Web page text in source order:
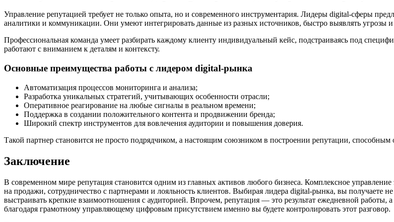
Управление репутацией требует не только опыта, но и современного инструментария. Лидеры digital-сферы
аналитики и коммуникации. Они умеют интегрировать данные из разных источников, быстро выявлять угрозы
Профессиональная команда умеет разбирать каждому клиенту индивидуальный кейс, подстраиваясь под
работают с вниманием к деталям и контексту.
Основные преимущества работы с лидером digital-рынка
Автоматизация процессов мониторинга и анализа;
Разработка уникальных стратегий, учитывающих особенности отрасли;
Оперативное реагирование на любые сигналы в реальном времени;
Поддержка в создании положительного контента и продвижении бренда;
Широкий спектр инструментов для вовлечения аудитории и повышения доверия.
Такой партнер становится не просто подрядчиком, а настоящим союзником в построении репутации, способным
Заключение
В современном мире репутация становится одним из главных активов любого бизнеса. Комплексное
на продажи, сотрудничество с партнерами и лояльность клиентов. Выбирая лидера digital-рынка, вы получаете
выстраивать крепкие взаимоотношения с аудиторией. Впрочем, репутация — это результат ежедневной
благодаря грамотному управляющему цифровым присутствием именно вы будете контролировать этот разговор.